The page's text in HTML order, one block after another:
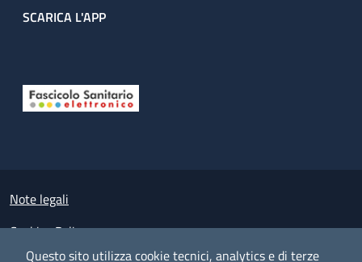
Questo sito utilizza cookie tecnici, analytics e di terze
SCARICA L'APP
Small prints
Note legali
Cookies Policy